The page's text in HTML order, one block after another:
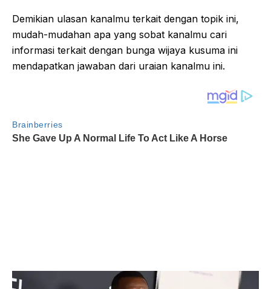
Demikian ulasan kanalmu terkait dengan topik ini,
mudah-mudahan apa yang sobat kanalmu cari
informasi terkait dengan bunga wijaya kusuma ini
mendapatkan jawaban dari uraian kanalmu ini.